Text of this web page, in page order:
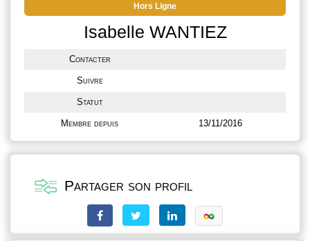
Hors Ligne
Isabelle WANTIEZ
Contacter
Suivre
Statut
Membre depuis 13/11/2016
Partager son profil